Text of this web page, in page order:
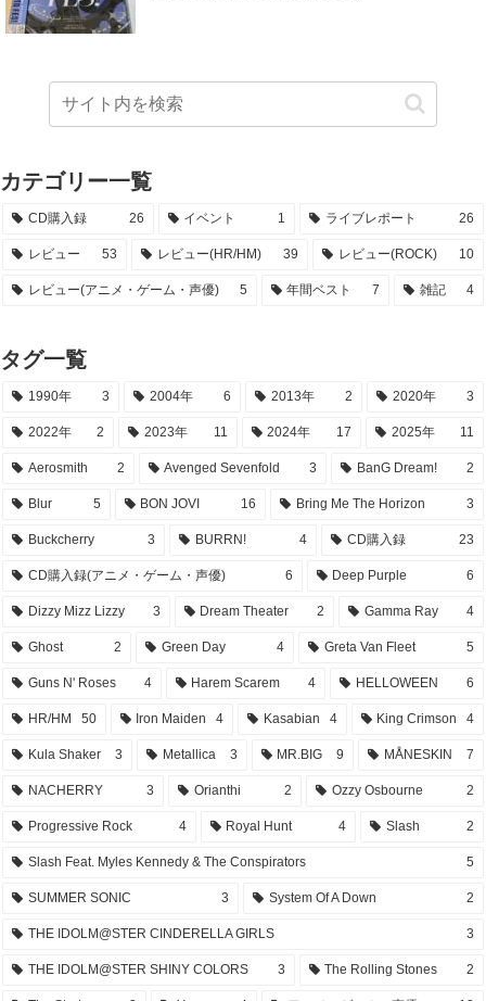
カテゴリー一覧
CD購入録 26 イベント 1 ライブレポート 26
レビュー 53 レビュー(HR/HM) 39 レビュー(ROCK) 10
レビュー(アニメ・ゲーム・声優) 5 年間ベスト 7 雑記 4
タグ一覧
1990年 3 2004年 6 2013年 2 2020年 3
2022年 2 2023年 11 2024年 17 2025年 11
Aerosmith 2 Avenged Sevenfold 3 BanG Dream! 2
Blur 5 BON JOVI 16 Bring Me The Horizon 3
Buckcherry 3 BURRN! 4 CD購入録 23
CD購入録(アニメ・ゲーム・声優) 6 Deep Purple 6
Dizzy Mizz Lizzy 3 Dream Theater 2 Gamma Ray 4
Ghost 2 Green Day 4 Greta Van Fleet 5
Guns N' Roses 4 Harem Scarem 4 HELLOWEEN 6
HR/HM 50 Iron Maiden 4 Kasabian 4 King Crimson 4
Kula Shaker 3 Metallica 3 MR.BIG 9 MÅNESKIN 7
NACHERRY 3 Orianthi 2 Ozzy Osbourne 2
Progressive Rock 4 Royal Hunt 4 Slash 2
Slash Feat. Myles Kennedy & The Conspirators 5
SUMMER SONIC 3 System Of A Down 2
THE IDOLM@STER CINDERELLA GIRLS 3
THE IDOLM@STER SHINY COLORS 3 The Rolling Stones 2